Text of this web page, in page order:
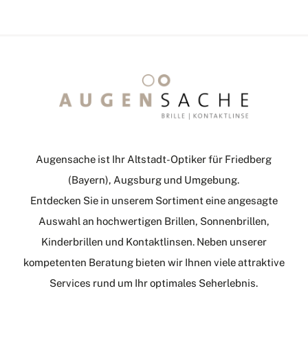
Augensache ist Ihr Altstadt-Optiker für Friedberg
(Bayern), Augsburg und Umgebung.
Entdecken Sie in unserem Sortiment eine angesagte
Auswahl an hochwertigen Brillen, Sonnenbrillen,
Kinderbrillen und Kontaktlinsen. Neben unserer
kompetenten Beratung bieten wir Ihnen viele attraktive
Services rund um Ihr optimales Seherlebnis.